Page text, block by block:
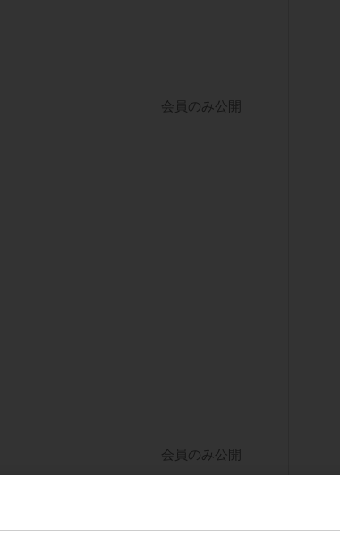
会員のみ公開
会員のみ公開